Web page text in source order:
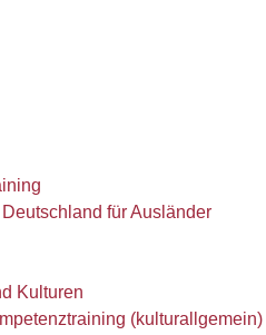
für Ausländer
Kulturen
(kulturallgemein)